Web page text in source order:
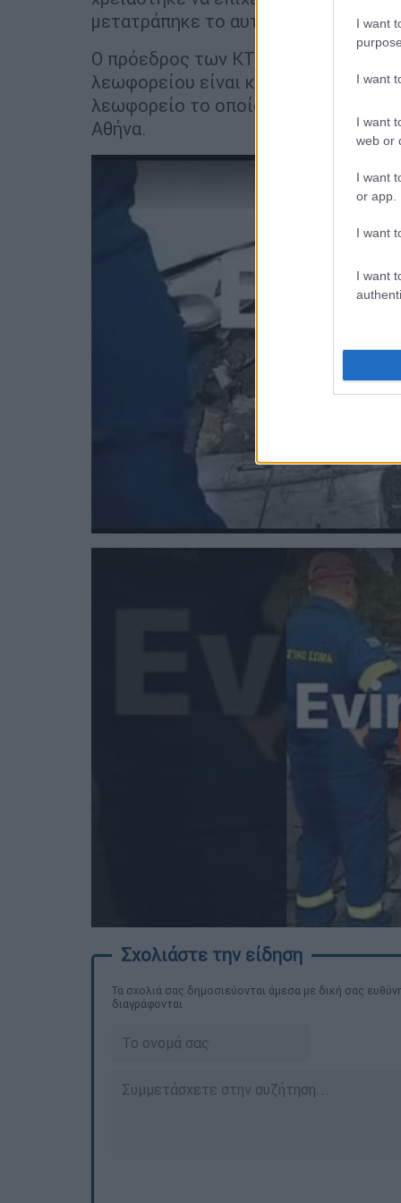
I want
I want
I want
web or
I want
or app.
I want
I want
μετατράπηκε το αυτοκίνητο.
Ο πρόεδρος των ΚΤΕΛ Ν. Ευβοίας,
λεωφορείου είναι καλά στην υγεία
λεωφορείο το οποίο θα αναχωρούσε
Αθήνα.
Τα σχολιά σας δημοσιεύονται άμεσα με δική σας
διαγράφονται